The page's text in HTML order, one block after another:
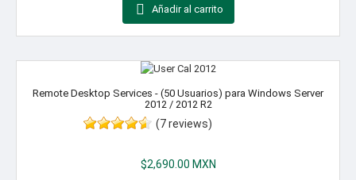
 Añadir al carrito
Remote Desktop Services - (50 Usuarios) para Windows Server
2012 / 2012 R2
(7 reviews)
$2,690.00 MXN